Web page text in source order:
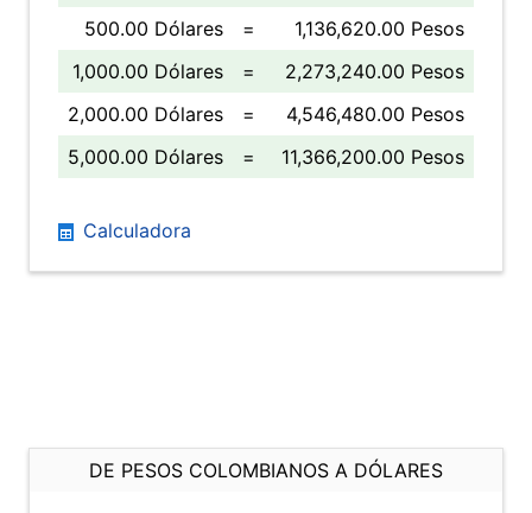
500.00 Dólares
=
1,136,620.00 Pesos
1,000.00 Dólares
=
2,273,240.00 Pesos
2,000.00 Dólares
=
4,546,480.00 Pesos
5,000.00 Dólares
= 11,366,200.00 Pesos
Calculadora
DE PESOS COLOMBIANOS A DÓLARES